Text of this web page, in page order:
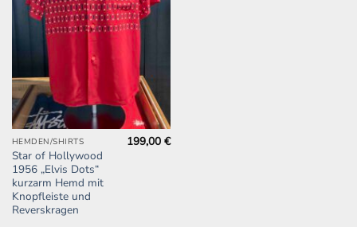
HEMDEN/SHIRTS
Star of Hollywood
1956 „Elvis Dots“
kurzarm Hemd mit
Knopfleiste und
Reverskragen
199,00€
Dieses
Produkt
weist
mehrere
Varianten